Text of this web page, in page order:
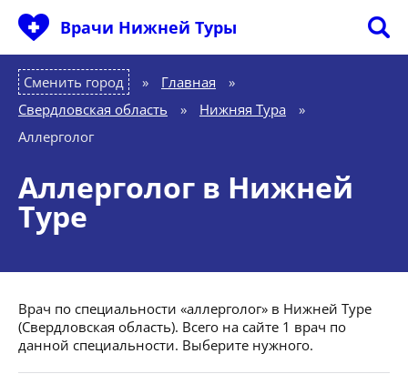
Врачи Нижней Туры
Сменить город Главная
»
Свердловская область
» Нижняя Тура
»
Аллерголог
Аллерголог в Нижней
Туре
Врач по специальности «аллерголог» в Нижней Туре
(Свердловская область). Всего на сайте 1 врач по
данной специальности. Выберите нужного.